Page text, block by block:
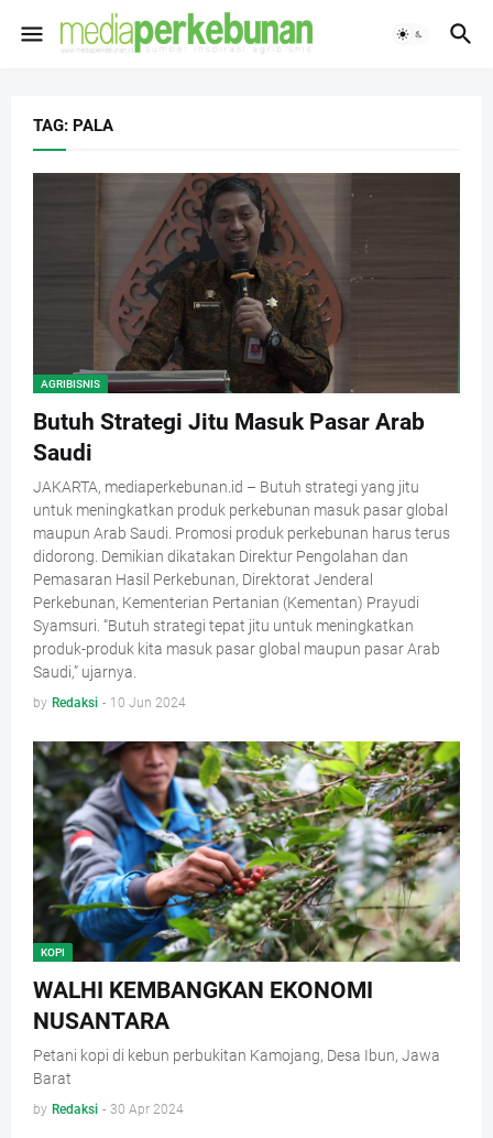
TAG: PALA
AGRIBISNIS
Butuh Strategi Jitu Masuk Pasar Arab
Saudi
JAKARTA, mediaperkebunan.id – Butuh strategi yang jitu
untuk meningkatkan produk perkebunan masuk pasar global
maupun Arab Saudi. Promosi produk perkebunan harus terus
didorong. Demikian dikatakan Direktur Pengolahan dan
Pemasaran Hasil Perkebunan, Direktorat Jenderal
Perkebunan, Kementerian Pertanian (Kementan) Prayudi
Syamsuri. “Butuh strategi tepat jitu untuk meningkatkan
produk-produk kita masuk pasar global maupun pasar Arab
Saudi,” ujarnya.
by Redaksi - 10 Jun 2024
KOPI
WALHI KEMBANGKAN EKONOMI
NUSANTARA
Petani kopi di kebun perbukitan Kamojang, Desa Ibun, Jawa
Barat
by Redaksi - 30 Apr 2024